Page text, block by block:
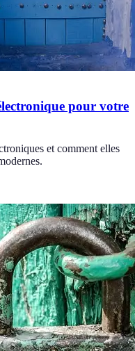
pour votre
et comment elles